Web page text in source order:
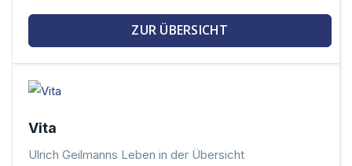
ZUR ÜBERSICHT
Vita
Ulrich Geilmanns Leben in der Übersicht